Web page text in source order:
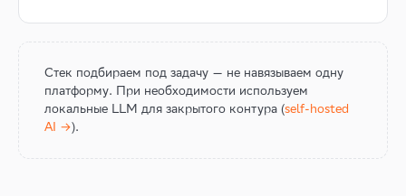
Стек подбираем под задачу — не навязываем одну
платформу. При необходимости используем
локальные LLM для закрытого контура (self-hosted
AI →).